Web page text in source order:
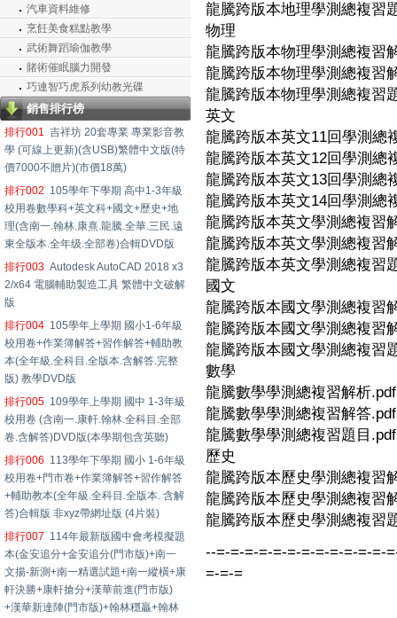
汽車資料維修
烹飪美食糕點教學
武術舞蹈瑜伽教學
賭術催眠腦力開發
巧連智巧虎系列幼教光碟
銷售排行榜
排行001 吉祥坊 20套專業 專業影音教
學 (可線上更新)(含USB)繁體中文版(特
價7000不贈片)(市價18萬)
排行002 105學年下學期 高中1-3年級
校用卷數學科+英文科+國文+歷史+地
理(含南一.翰林.康熹.龍騰.全華.三民.遠
東全版本.全年级.全部卷)合輯DVD版
排行003 Autodesk AutoCAD 2018 x3
2/x64 電腦輔助製造工具 繁體中文破解
版
排行004 105學年上學期 國小1-6年級
校用卷+作業簿解答+習作解答+輔助教
本(全年級.全科目.全版本.含解答.完整
版) 教學DVD版
排行005 109學年上學期 國中 1-3年級
校用卷 (含南一.康軒.翰林.全科目.全部
卷.含解答)DVD版(本學期包含英聽)
排行006 113學年下學期 國小 1-6年級
校用卷+門市卷+作業簿解答+習作解答
+輔助教本(全年級.全科目.全版本. 含解
答)合輯版 非xyz帶網址版 (4片裝)
排行007 114年最新版國中會考模擬題
本(金安追分+金安追分(門市版)+南一
文揚-新測+南一精選試題+南一縱橫+康
軒決勝+康軒搶分+漢華前進(門市版)
+漢華新達陣(門市版)+翰林穩贏+翰林
龍騰跨版本地理學測總複習
物理
龍騰跨版本物理學測總複習
龍騰跨版本物理學測總複習
龍騰跨版本物理學測總複習
英文
龍騰跨版本英文11回學測總
龍騰跨版本英文12回學測總
龍騰跨版本英文13回學測總
龍騰跨版本英文14回學測總
龍騰跨版本英文學測總複
龍騰跨版本英文學測總複
龍騰跨版本英文學測總複
國文
龍騰跨版本國文學測總複習
龍騰跨版本國文學測總複習
龍騰跨版本國文學測總複習
數學
龍騰數學學測總複習解析.pdf
龍騰數學學測總複習解答.pdf
龍騰數學學測總複習題目.pdf
歷史
龍騰跨版本歷史學測總複習
龍騰跨版本歷史學測總複習
龍騰跨版本歷史學測總複習
--=-=-=-=-=-=-=-=-=-=-=-=-
=-=-=